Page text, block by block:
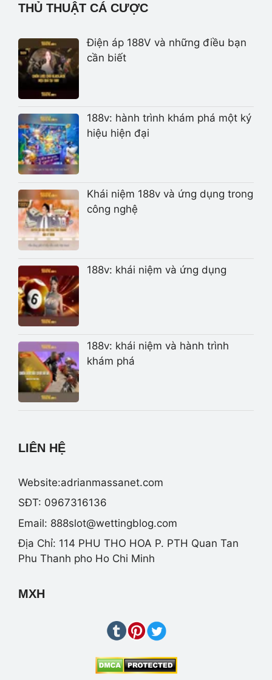
THỦ THUẬT CÁ CƯỢC
Điện áp 188V và những điều bạn
cần biết
188v: hành trình khám phá một ký
hiệu hiện đại
Khái niệm 188v và ứng dụng trong
công nghệ
188v: khái niệm và ứng dụng
188v: khái niệm và hành trình
khám phá
LIÊN HỆ
Website:adrianmassanet.com
SĐT: 0967316136
Email: 888slot@wettingblog.com
Địa Chỉ: 114 PHU THO HOA P. PTH Quan Tan
Phu Thanh pho Ho Chi Minh
MXH